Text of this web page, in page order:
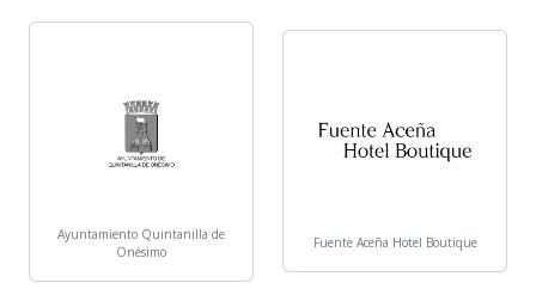
Ayuntamiento Quintanilla de
Onésimo
Fuente Aceña Hotel Boutique